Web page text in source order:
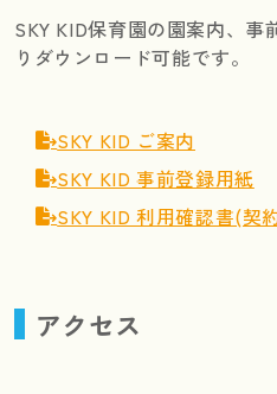
SKY KID保育園の園案内、事
りダウンロード可能です。
SKY KID ご案内
SKY KID 事前登録用紙
SKY KID 利用確認書(契
アクセス